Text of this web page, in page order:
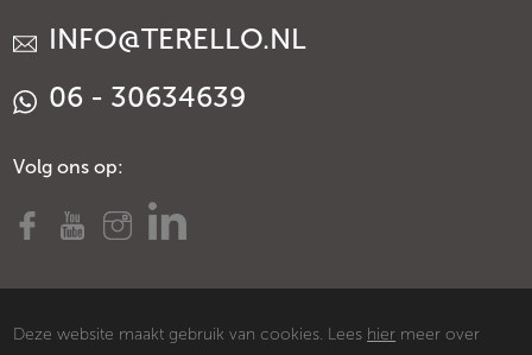
INFO@TERELLO.NL
06 - 30634639
Volg ons op:
Deze website maakt gebruik van cookies. Lees hier meer over